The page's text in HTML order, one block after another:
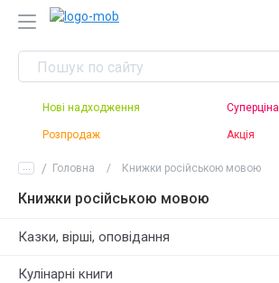
Нові надходження Суперціна
Розпродаж Акція
Головна
... Книжки російською мовою
Книжки російською мовою
Казки, вірші, оповідання
Кулінарні книги